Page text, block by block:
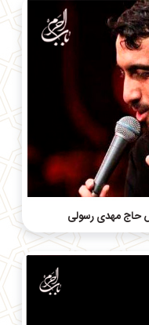
حاج مهدی رسولی